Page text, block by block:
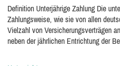
Definition Unterjährige Zahlung Die
Zahlungsweise, wie sie von allen
Vielzahl von Versicherungsverträgen
neben der jährlichen Entrichtung der